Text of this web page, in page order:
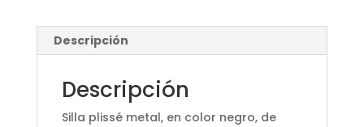
Descripción
Descripción
Silla plissé metal, en color negro, de